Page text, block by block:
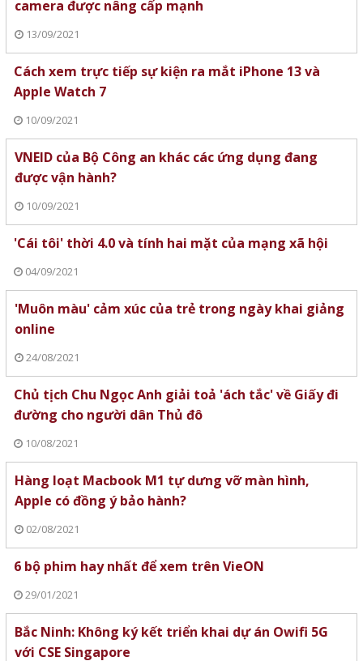
camera được nâng cấp mạnh
13/09/2021
Cách xem trực tiếp sự kiện ra mắt iPhone 13 và
Apple Watch 7
10/09/2021
VNEID của Bộ Công an khác các ứng dụng đang
được vận hành?
10/09/2021
'Cái tôi' thời 4.0 và tính hai mặt của mạng xã hội
04/09/2021
'Muôn màu' cảm xúc của trẻ trong ngày khai giảng
online
24/08/2021
Chủ tịch Chu Ngọc Anh giải toả 'ách tắc' về Giấy đi
đường cho người dân Thủ đô
10/08/2021
Hàng loạt Macbook M1 tự dưng vỡ màn hình,
Apple có đồng ý bảo hành?
02/08/2021
6 bộ phim hay nhất để xem trên VieON
29/01/2021
Bắc Ninh: Không ký kết triển khai dự án Owifi 5G
với CSE Singapore